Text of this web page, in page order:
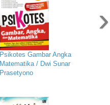
Psikotes Gambar Angka
Matematika / Dwi Sunar
Prasetyono
›